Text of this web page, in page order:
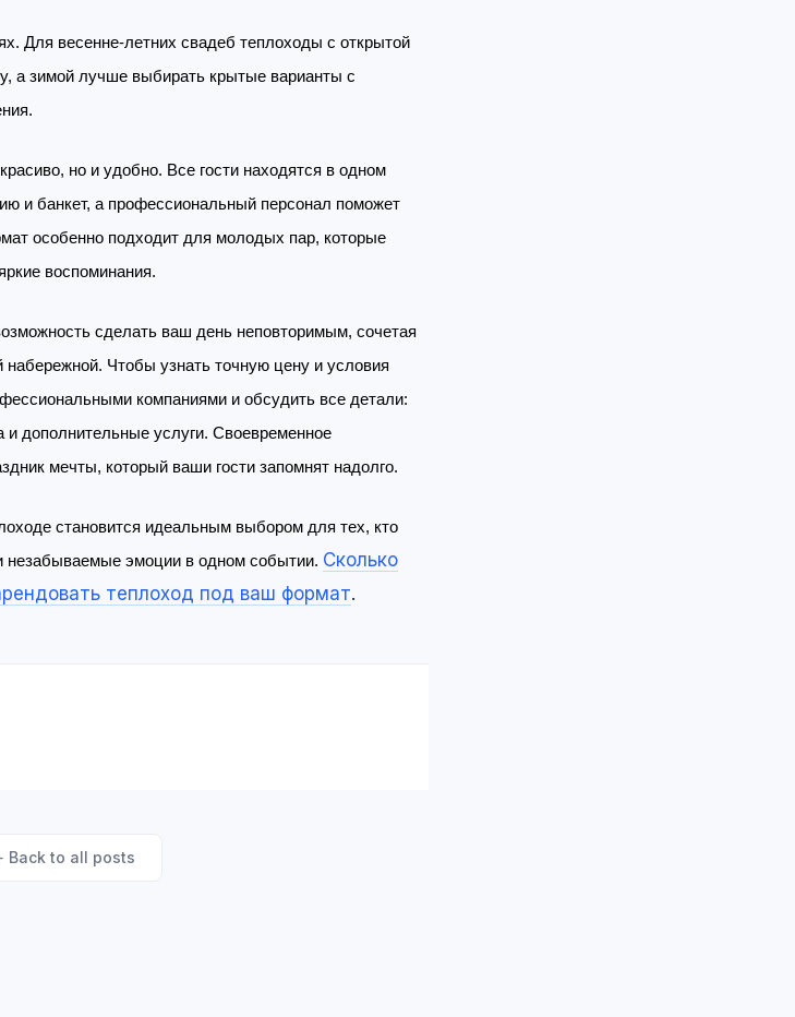
Для весенне-летних свадеб теплоходы с открытой
а зимой лучше выбирать крытые варианты с
но и удобно. Все гости находятся в одном
и банкет, а профессиональный персонал поможет
особенно подходит для молодых пар, которые
воспоминания.
сделать ваш день неповторимым, сочетая
набережной. Чтобы узнать точную цену и условия
компаниями и обсудить все детали:
и дополнительные услуги. Своевременное
мечты, который ваши гости запомнят надолго.
становится идеальным выбором для тех, кто
незабываемые эмоции в одном событии. Сколько
теплоход под ваш формат.
Back to all posts